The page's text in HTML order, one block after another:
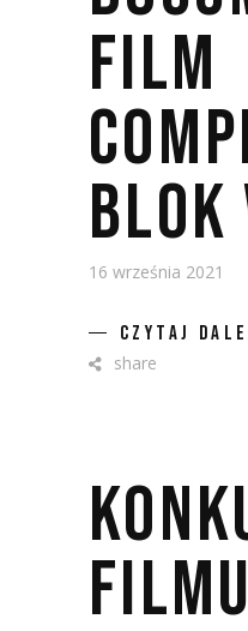
FILM
16 września 2021
CZYTAJ
share
FILMU